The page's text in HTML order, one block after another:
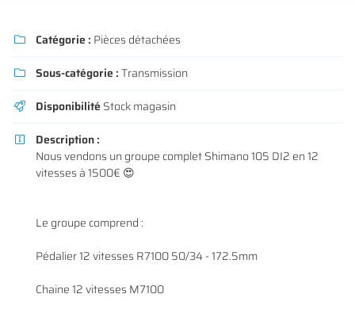
Il n'y a aucun produit dans votre panier
Adresse email de réception
Rafraîchir le captcha
utilisant le formulaire de désinscription
 Catégorie : Pièces détachées
 Sous-catégorie :Transmission
 Disponibilité Stock magasin

Description :
Nous vendons un groupe complet Shimano 105 DI2 en 12
vitesses à 1500€ 😍
Le groupe comprend :
Pédalier 12 vitesses R7100 50/34 - 172.5mm
Chaine 12 vitesses M7100